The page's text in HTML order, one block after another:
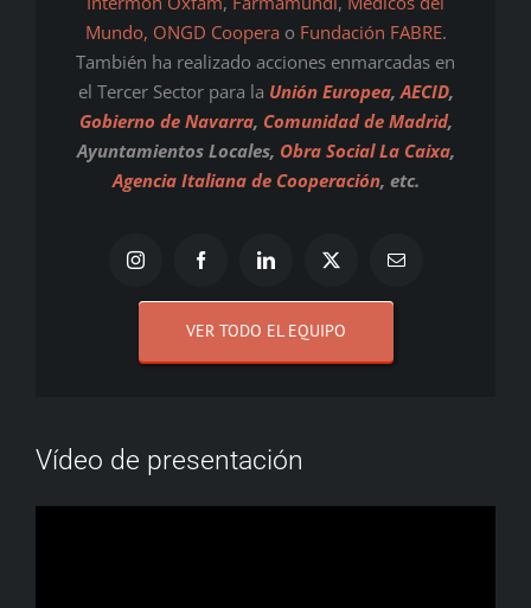
Mundo, ONGD Coopera o Fundación FABRE.
También ha realizado acciones enmarcadas en
el Tercer Sector para la Unión Europea,AECID,
Gobierno de Navarra, Comunidad de Madrid,
Ayuntamientos Locales, Obra Social La Caixa,
Agencia Italiana de Cooperación, etc.
VER TODO EL EQUIPO
Vídeo de presentación